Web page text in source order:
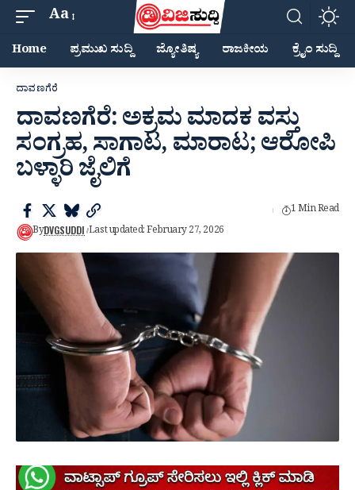
Aa
Home ಪ್ರಮುಖ ಸುದ್ದಿ ಜ್ಯೋತಿಷ್ಯ ರಾಜಕೀಯ ಕ್ರೈಂ ಸುದ್ದಿ
ದಾವಣಗೆರೆ
ದಾವಣಗೆರೆ: ಅಕ್ರಮ ಮಾದಕ ವಸ್ತು
ಸಂಗ್ರಹ, ಸಾಗಾಟ, ಮಾರಾಟ; ಆರೋಪಿ
ಬಳ್ಳಾರಿ ಜೈಲಿಗೆ
ByDVGSUDDI Last updated: February 27, 2026
1 Min Read